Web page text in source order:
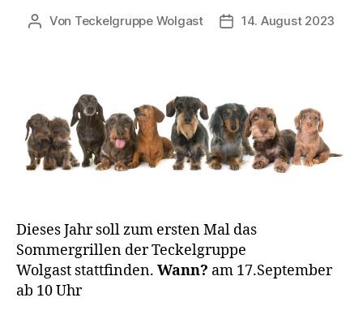
Beitragsautor
Von Teckelgruppe Wolgast 14. August 2023
Dieses Jahr soll zum ersten Mal das
Sommergrillen der Teckelgruppe
Wolgast stattfinden. Wann? am 17.September
ab 10 Uhr